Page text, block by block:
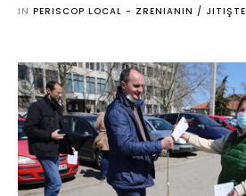
IN PERISCOP LOCAL - ZRENIANIN / JITIŞTE